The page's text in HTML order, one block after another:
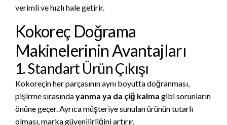
verimli ve hızlı hale getirir.
Kokoreç Doğrama
Makinelerinin Avantajları
1. Standart Ürün Çıkışı
Kokoreçin her parçasının aynı boyutta doğranması,
pişirme sırasındayanma ya da çiğ kalma gibi sorunların
önüne geçer. Ayrıca müşteriye sunulan ürünün tutarlı
olması, marka güvenilirliğini artırır.